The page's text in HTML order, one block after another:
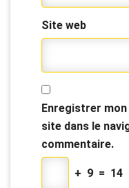
Site web
Enregistrer
site dans le
commentaire.
+ 9 = 14